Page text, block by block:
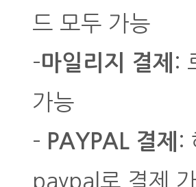
드 모두 가능
-마일리지 결제 :
가능
- PAYPAL 결제 :
paypal로 결제